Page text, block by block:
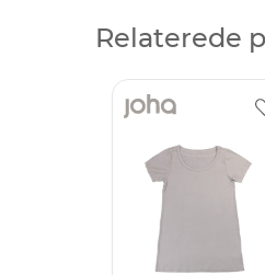
Relaterede